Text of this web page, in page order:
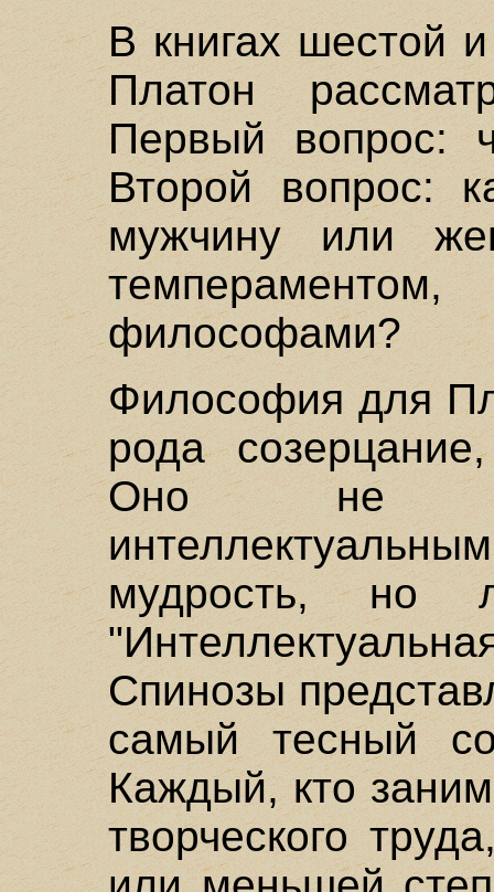
В книгах шестой
Платон
Первый вопрос:
Второй вопрос:
мужчину или
философами?
Философия для
рода
Оно не
мудрость, но
Спинозы
самый тесный
Каждый, кто
творческого